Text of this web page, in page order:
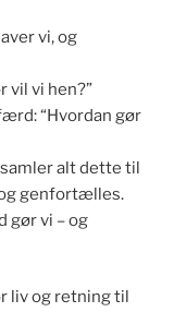
vi, og
vil vi hen?”
“Hvordan gør
samler alt dette til
genfortælles.
gør vi – og
liv og retning til